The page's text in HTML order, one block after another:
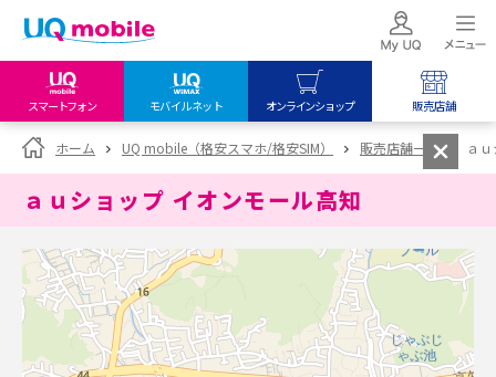
スマートフォン モバイルネット オンラインショップ 販売店舗
my UQ WiMAX
UQ WiMAX ご契約の方
My UQ mobile
UQ mobile
データチャージサイト
UQ mobile
オンラインショップ
UQ WiMAX
UQ mobile
販売店舗
UQ WiMAX
ホーム UQ mobile（格安スマホ/格安SIM） 販売店舗一覧 ａ
ａｕショップ イオンモール高知